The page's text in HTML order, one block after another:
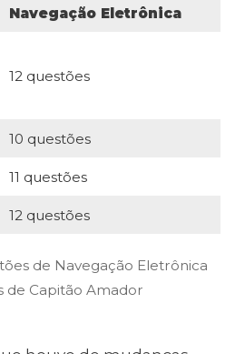
Navegação Eletrônica
12 questões
10 questões
11 questões
12 questões
de Navegação Eletrônica
de Capitão Amador